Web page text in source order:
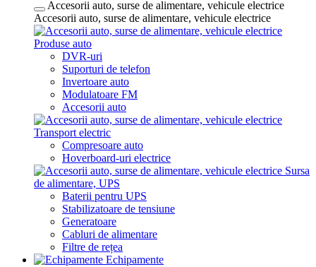
Accesorii auto, surse de alimentare, vehicule electrice
Accesorii auto, surse de alimentare, vehicule electrice
Produse auto
DVR-uri
Suporturi de telefon
Invertoare auto
Modulatoare FM
Accesorii auto
Transport electric
Compresoare auto
Hoverboard-uri electrice
Sursa
de alimentare, UPS
Baterii pentru UPS
Stabilizatoare de tensiune
Generatoare
Cabluri de alimentare
Filtre de rețea
Echipamente